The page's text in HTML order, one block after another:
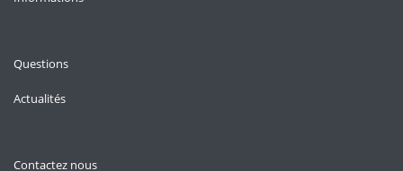
Questions
Actualités
Contactez nous